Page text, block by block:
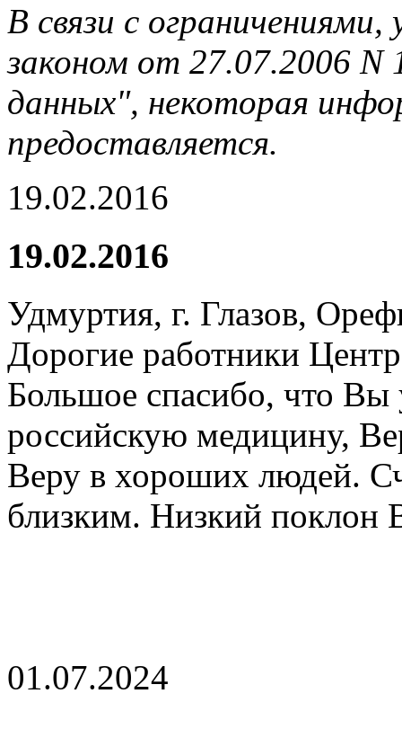
В связи с
законом от 27.07.2006
данных", некоторая
предоставляется.
19.02.2016
19.02.2016
Удмуртия, г. Глазов,
Дорогие работники
Большое спасибо, что
российскую медицину,
Веру в хороших людей.
близким. Низкий поклон
01.07.2024